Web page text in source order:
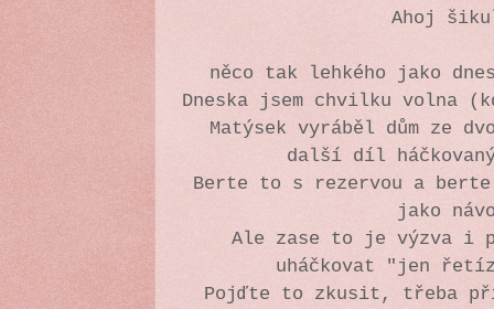
Ahoj
něco tak lehkého jako
Dneska jsem chvilku volna
Matýsek vyráběl dům ze
další díl
Berte to s rezervou a
jako
Ale zase to je výzva i
uháčkovat "jen
Pojďte to zkusit, třeba